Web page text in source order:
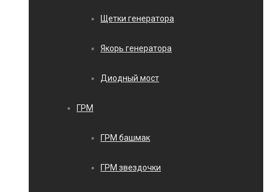
Щетки генератора
Якорь генератора
Диодный мост
ГРМ
ГРМ башмак
ГРМ звездочки